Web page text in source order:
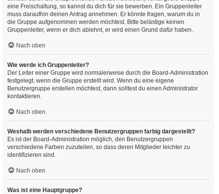
eine Freischaltung, so kannst du dich für sie bewerben. Ein Gruppenleiter
muss daraufhin deinen Antrag annehmen. Er könnte fragen, warum du in
die Gruppe aufgenommen werden möchtest. Bitte belästige keinen
Gruppenleiter, wenn er dich ablehnt, er wird einen Grund dafür haben.
Nach oben
Wie werde ich Gruppenleiter?
Der Leiter einer Gruppe wird normalerweise durch die Board-Administration
festgelegt, wenn die Gruppe erstellt wird. Wenn du eine eigene
Benutzergruppe erstellen möchtest, dann solltest du einen Administrator
kontaktieren.
Nach oben
Weshalb werden verschiedene Benutzergruppen farbig dargestellt?
Es ist der Board-Administration möglich, den Benutzergruppen
verschiedene Farben zuzuteilen, so dass deren Mitglieder leichter zu
identifizieren sind.
Nach oben
Was ist eine Hauptgruppe?